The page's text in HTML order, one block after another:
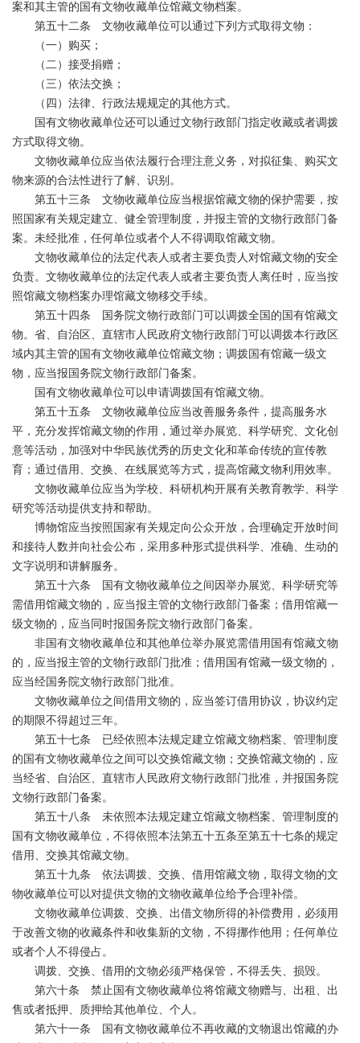
案和其主管的国有文物收藏单位馆藏文物档案。
第五十二条 文物收藏单位可以通过下列方式取得文物：
（一）购买；
（二）接受捐赠；
（三）依法交换；
（四）法律、行政法规规定的其他方式。
国有文物收藏单位还可以通过文物行政部门指定收藏或者调拨
方式取得文物。
文物收藏单位应当依法履行合理注意义务，对拟征集、购买文
物来源的合法性进行了解、识别。
第五十三条 文物收藏单位应当根据馆藏文物的保护需要，按
照国家有关规定建立、健全管理制度，并报主管的文物行政部门备
案。未经批准，任何单位或者个人不得调取馆藏文物。
文物收藏单位的法定代表人或者主要负责人对馆藏文物的安全
负责。文物收藏单位的法定代表人或者主要负责人离任时，应当按
照馆藏文物档案办理馆藏文物移交手续。
第五十四条 国务院文物行政部门可以调拨全国的国有馆藏文
物。省、自治区、直辖市人民政府文物行政部门可以调拨本行政区
域内其主管的国有文物收藏单位馆藏文物；调拨国有馆藏一级文
物，应当报国务院文物行政部门备案。
国有文物收藏单位可以申请调拨国有馆藏文物。
第五十五条 文物收藏单位应当改善服务条件，提高服务水
平，充分发挥馆藏文物的作用，通过举办展览、科学研究、文化创
意等活动，加强对中华民族优秀的历史文化和革命传统的宣传教
育；通过借用、交换、在线展览等方式，提高馆藏文物利用效率。
文物收藏单位应当为学校、科研机构开展有关教育教学、科学
研究等活动提供支持和帮助。
博物馆应当按照国家有关规定向公众开放，合理确定开放时间
和接待人数并向社会公布，采用多种形式提供科学、准确、生动的
文字说明和讲解服务。
第五十六条 国有文物收藏单位之间因举办展览、科学研究等
需借用馆藏文物的，应当报主管的文物行政部门备案；借用馆藏一
级文物的，应当同时报国务院文物行政部门备案。
非国有文物收藏单位和其他单位举办展览需借用国有馆藏文物
的，应当报主管的文物行政部门批准；借用国有馆藏一级文物的，
应当经国务院文物行政部门批准。
文物收藏单位之间借用文物的，应当签订借用协议，协议约定
的期限不得超过三年。
第五十七条 已经依照本法规定建立馆藏文物档案、管理制度
的国有文物收藏单位之间可以交换馆藏文物；交换馆藏文物的，应
当经省、自治区、直辖市人民政府文物行政部门批准，并报国务院
文物行政部门备案。
第五十八条 未依照本法规定建立馆藏文物档案、管理制度的
国有文物收藏单位，不得依照本法第五十五条至第五十七条的规定
借用、交换其馆藏文物。
第五十九条 依法调拨、交换、借用馆藏文物，取得文物的文
物收藏单位可以对提供文物的文物收藏单位给予合理补偿。
文物收藏单位调拨、交换、出借文物所得的补偿费用，必须用
于改善文物的收藏条件和收集新的文物，不得挪作他用；任何单位
或者个人不得侵占。
调拨、交换、借用的文物必须严格保管，不得丢失、损毁。
第六十条 禁止国有文物收藏单位将馆藏文物赠与、出租、出
售或者抵押、质押给其他单位、个人。
第六十一条 国有文物收藏单位不再收藏的文物退出馆藏的办